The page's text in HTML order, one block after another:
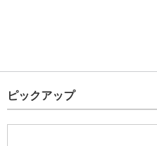
ピックアップ